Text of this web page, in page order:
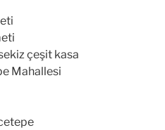
çeşit kasa
Mahallesi